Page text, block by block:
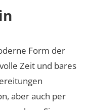
Form der
Zeit und bares
aber auch per